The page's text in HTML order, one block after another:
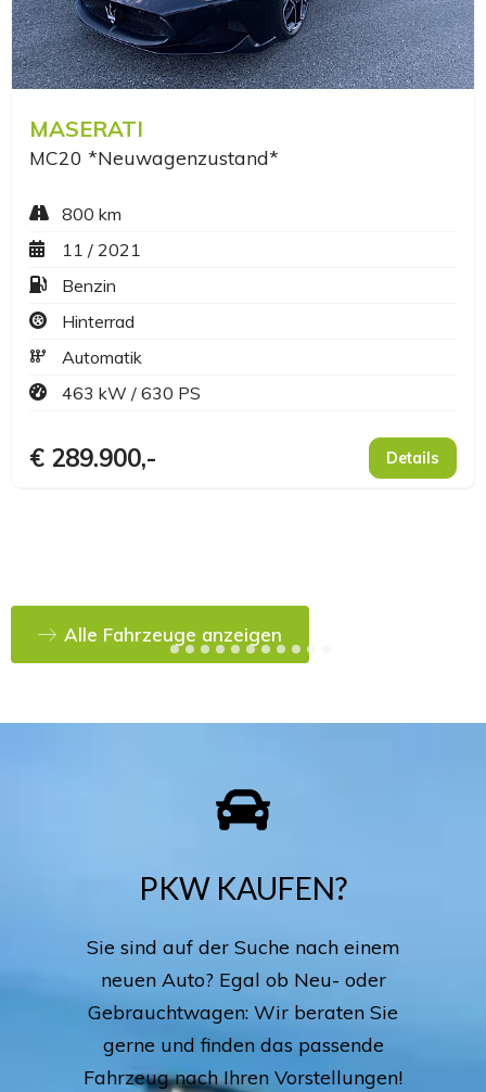
Alle Fahrzeuge anzeigen
PKW KAUFEN?
Sie sind auf der Suche nach einem
neuen Auto? Egal ob Neu- oder
Gebrauchtwagen: Wir beraten Sie
gerne und finden das passende
Fahrzeug nach Ihren Vorstellungen!